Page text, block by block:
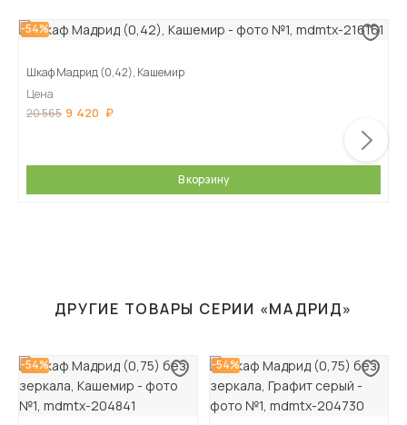
-54%
Шкаф Мадрид (0,42), Кашемир
Цена
20 565 9 420
В корзину
ДРУГИЕ ТОВАРЫ СЕРИИ «МАДРИД»
-54% -54%